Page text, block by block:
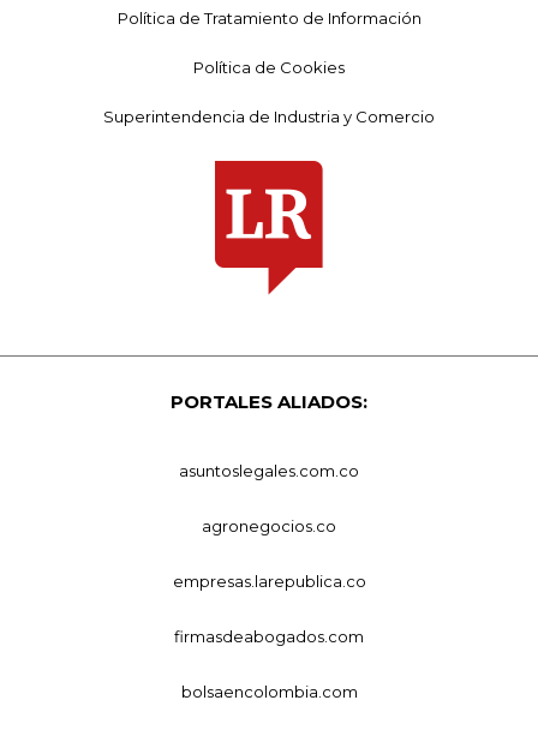
Política de Tratamiento de Información
Política de Cookies
Superintendencia de Industria y Comercio
PORTALES ALIADOS:
asuntoslegales.com.co
agronegocios.co
empresas.larepublica.co
firmasdeabogados.com
bolsaencolombia.com